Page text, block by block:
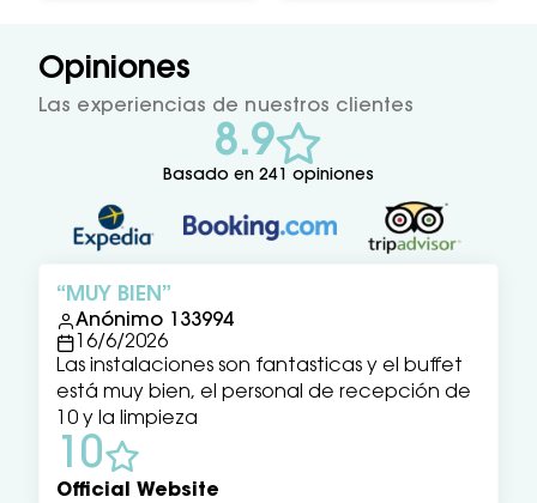
Opiniones
Las experiencias de nuestros clientes
MUY BIEN
Anónimo 133994
16/6/2026
Las instalaciones son fantasticas y el buffet
está muy bien, el personal de recepción de
10 y la limpieza
10
Official Website
8.9
Basado en 241 opiniones